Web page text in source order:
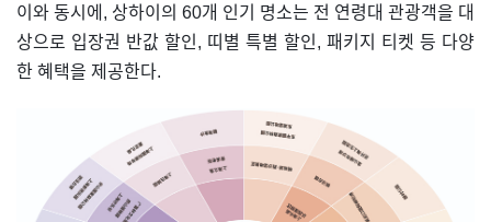
이와 동시에, 상하이의 60개 인기 명소는 전 연령대 관광객을 대
상으로 입장권 반값 할인, 띠별 특별 할인, 패키지 티켓 등 다양
한 혜택을 제공한다.